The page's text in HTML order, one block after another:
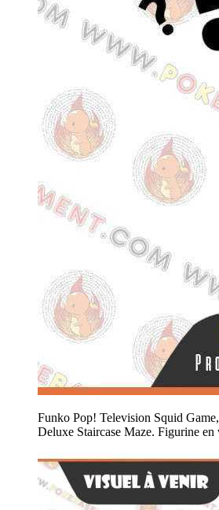
Funko Pop! Television Squid
Deluxe Staircase Maze. Figurine en